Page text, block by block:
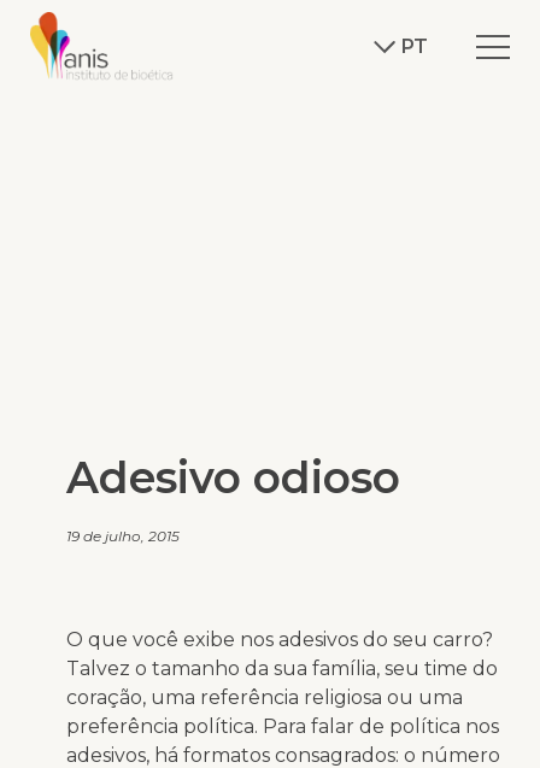
PT
Adesivo odioso
19 de julho, 2015
O que você exibe nos adesivos do seu carro?
Talvez o tamanho da sua família, seu time do
coração, uma referência religiosa ou uma
preferência política. Para falar de política nos
adesivos, há formatos consagrados: o número